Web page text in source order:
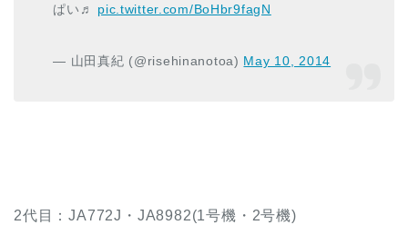
ぱい♬ pic.twitter.com/BoHbr9fagN
— 山田真紀 (@risehinanotoa) May 10, 2014
2代目：JA772J・JA8982(1号機・2号機)